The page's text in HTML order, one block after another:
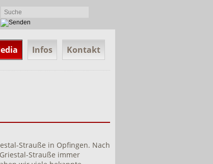
Infos Kontakt
Strauße in Opfingen. Nach
Strauße immer